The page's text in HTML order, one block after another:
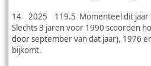
14 2025 119.5 Momenteel dit jaar
Slechts 3 jaren voor 1990 scoorden
door september van dat jaar), 1976
bijkomt.